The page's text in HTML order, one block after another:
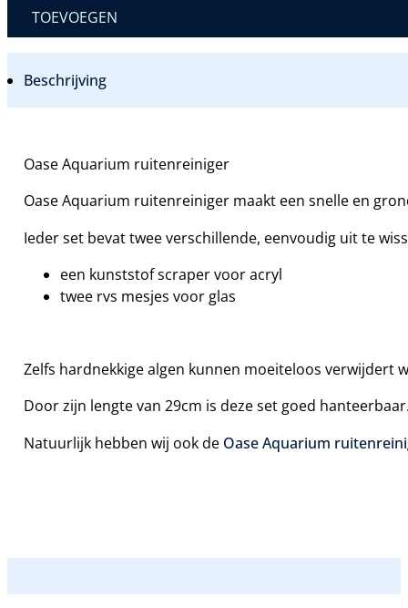
AANTAL
TOEVOEGEN
Beschrijving
Oase Aquarium ruitenreiniger
Oase Aquarium ruitenreiniger maakt een snelle en
Ieder set bevat twee verschillende, eenvoudig uit te
een kunststof scraper voor acryl
twee rvs mesjes voor glas
Zelfs hardnekkige algen kunnen moeiteloos verwijdert
Door zijn lengte van 29cm is deze set goed
Natuurlijk hebben wij ook de Oase Aquarium